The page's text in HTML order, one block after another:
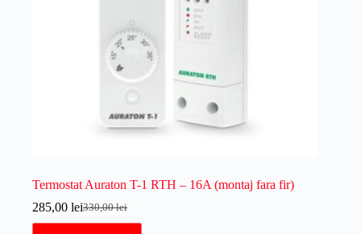
Termostat Auraton T-1 RTH – 16A (montaj fara fir)
330,00lei
Prețul
inițial
285,00 leiPrețul
curent